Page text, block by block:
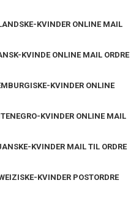
KVINDER ONLINE MAIL
KVINDE ONLINE MAIL ORDRE
KVINDER ONLINE
KVINDER ONLINE MAIL
KVINDER MAIL TIL ORDRE
KVINDER POSTORDRE